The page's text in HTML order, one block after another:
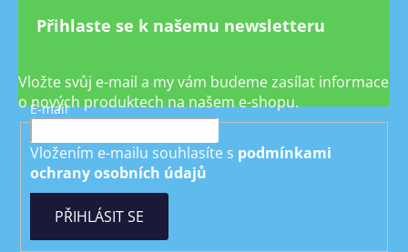
Přihlaste se k našemu newsletteru
Vložte svůj e-mail a my vám budeme zasílat informace
o nových produktech na našem e-shopu.
E-mail
Vložením e-mailu souhlasíte s podmínkami
ochrany osobních údajů
PŘIHLÁSIT SE